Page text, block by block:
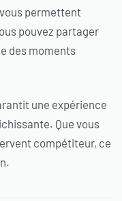
permettent
pouvez partager
des moments
une expérience
Que vous
compétiteur, ce